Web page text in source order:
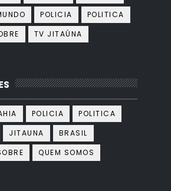
POLICIA
POLITICA
TV JITAÚNA
POLICIA
POLITICA
JITAUNA
BRASIL
QUEM SOMOS